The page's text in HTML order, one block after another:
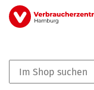
Direkt
zum